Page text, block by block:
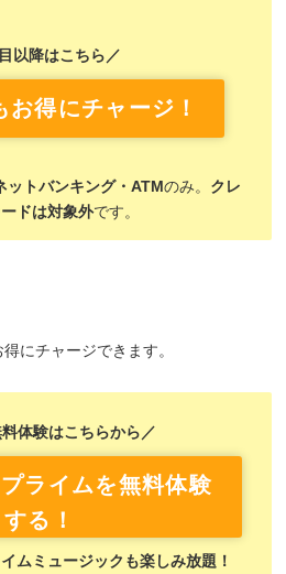
以降はこちら／
お得にチャージ！
ットバンキング・ATMのみ。 クレ
ドは対象外です。
にチャージできます。
体験はこちらから／
ライムを無料体験
する！
ムミュージックも楽しみ放題！